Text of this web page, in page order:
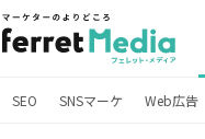
SEO SNSマーケ Web広告